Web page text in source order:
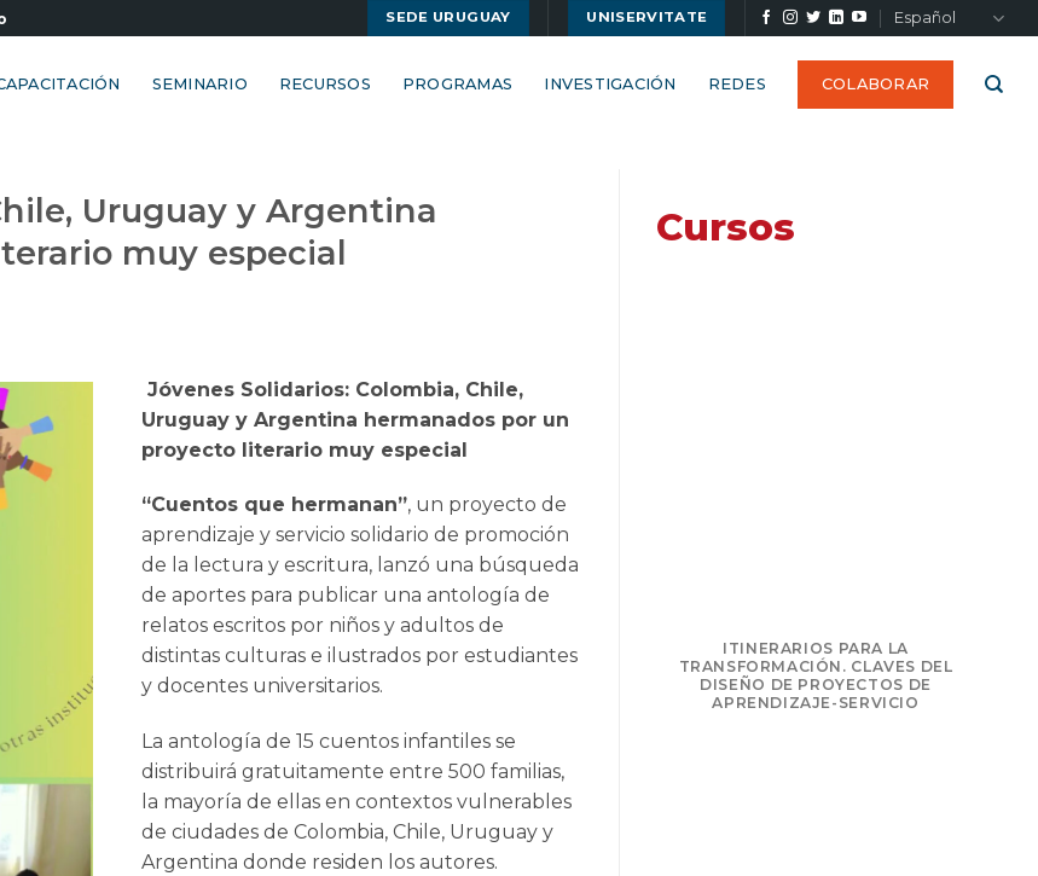
SEDE URUGUAY UNISERVITATE Español
SEMINARIO RECURSOS PROGRAMAS INVESTIGACIÓN REDES COLABORAR
Uruguay y Argentina
muy especial
Jóvenes Solidarios: Colombia, Chile,
Uruguay y Argentina hermanados por un
proyecto literario muy especial
“Cuentos que hermanan”, un proyecto de
aprendizaje y servicio solidario de promoción
de la lectura y escritura, lanzó una búsqueda
de aportes para publicar una antología de
relatos escritos por niños y adultos de
distintas culturas e ilustrados por estudiantes
y docentes universitarios.
La antología de 15 cuentos infantiles se
distribuirá gratuitamente entre 500 familias,
la mayoría de ellas en contextos vulnerables
de ciudades de Colombia, Chile, Uruguay y
Argentina donde residen los autores.
Cursos
EDUCAR PARA TRANSFORMAR: LA
PROPUESTA DEL APRENDIZAJE Y
ITINERARIOS PARA LA
TRANSFORMACIÓN. CLAVES DEL
DISEÑO DE PROYECTOS DE
APRENDIZAJE-SERVICIO